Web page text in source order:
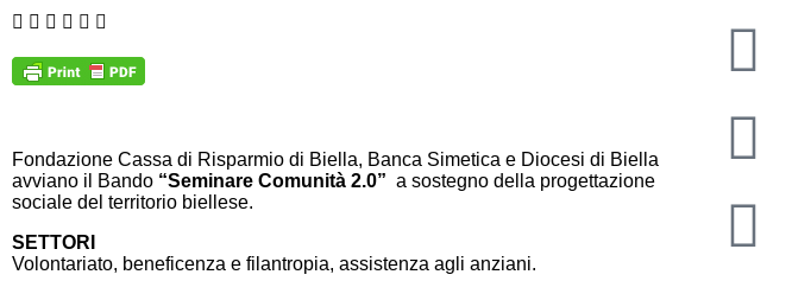
Fondazione Cassa di Risparmio di Biella, Banca Simetica e Diocesi di Biella
avviano il Bando “Seminare Comunità 2.0” a sostegno della progettazione
sociale del territorio biellese.
SETTORI
Volontariato, beneficenza e filantropia, assistenza agli anziani.